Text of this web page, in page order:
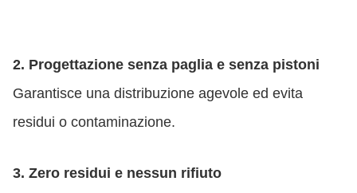
2. Progettazione senza paglia e senza pistoni
Garantisce una distribuzione agevole ed evita
residui o contaminazione.
3. Zero residui e nessun rifiuto